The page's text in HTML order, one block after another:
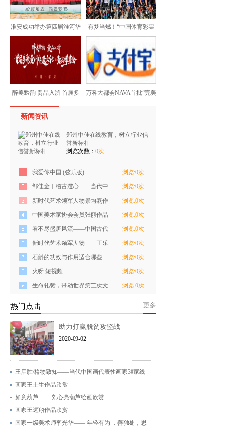
淮安成功举办第四届淮河华 有梦当燃！“中国体育彩票
醉美黔韵 贵品入浙 首届多 万科大都会NAVA首批“完美
新闻资讯
郑州中佳在线教育，树立行业信
誉新标杆
浏览次数： 0次
我爱你中国 (弦乐版) 浏览:0次
邹佳金︱稽古澄心——当代中
国画名家笔墨研
浏览:0次
新时代艺术领军人物景均焘作
品欣赏
浏览:0次
中国美术家协会会员张丽作品
欣赏
浏览:0次
看不尽盛唐风流——中国古代
名画系列金银纪
浏览:0次
新时代艺术领军人物——王乐
胜作品欣赏
浏览:0次
石斛的功效与作用适合哪些
人?康顺堂石斛的
浏览:0次
火呀 短视频 浏览:0次
生命礼赞，带动世界第三次文
浏览:0次
热门点击 更多
助力打赢脱贫攻坚战—
2020-09-02
王启胜/格物致知——当代中国画代表性画家30家线
画家王士生作品欣赏
如意葫芦 ——刘心亮葫芦绘画欣赏
画家王远翔作品欣赏
国家一级美术师李光华—— 年轻有为 ，善独处，思